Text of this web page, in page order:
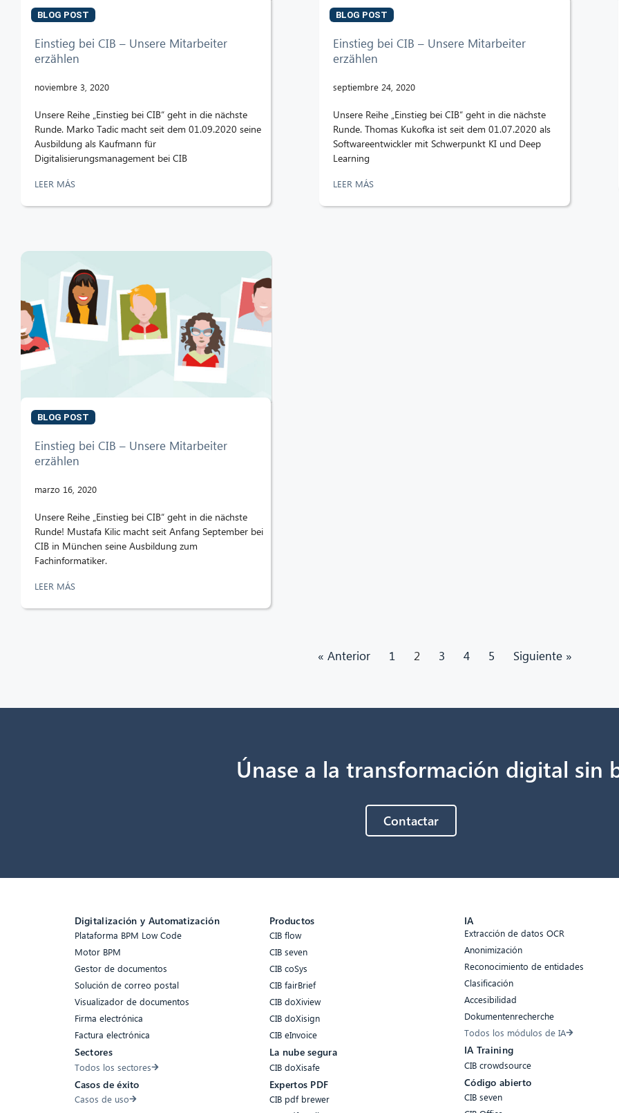
BLOG POST
Einstieg bei CIB – Unsere Mitarbeiter
erzählen
noviembre 3, 2020
Unsere Reihe „Einstieg bei CIB“ geht in die nächste
Runde. Marko Tadic macht seit dem 01.09.2020 seine
Ausbildung als Kaufmann für
Digitalisierungsmanagement bei CIB
LEER MÁS
BLOG POST
Einstieg bei CIB – Unsere Mitarbeiter
erzählen
septiembre 24, 2020
Unsere Reihe „Einstieg bei CIB“ geht in die nächste
Runde. Thomas Kukofka ist seit dem 01.07.2020 als
Softwareentwickler mit Schwerpunkt KI und Deep
Learning
LEER MÁS
BLOG POST
Einstieg bei CIB – Unsere Mitarbeiter
erzählen
marzo 16, 2020
Unsere Reihe „Einstieg bei CIB“ geht in die nächste
Runde! Mustafa Kilic macht seit Anfang September bei
CIB in München seine Ausbildung zum
Fachinformatiker.
LEER MÁS
« Anterior 1 2 3 4 5 Siguiente »
Únase a la transformación digital sin
Contactar
Digitalización y Automatización
Plataforma BPM Low Code
Motor BPM
Gestor de documentos
Solución de correo postal
Visualizador de documentos
Firma electrónica
Factura electrónica
Sectores
Todos los sectores
Casos de éxito
Casos de uso
Productos
CIB flow
CIB seven
CIB coSys
CIB fairBrief
CIB doXiview
CIB doXisign
CIB eInvoice
La nube segura
CIB doXisafe
Expertos PDF
CIB pdf brewer
IA
Extracción de datos OCR
Anonimización
Reconocimiento de entidades
Clasificación
Accesibilidad
Dokumentenrecherche
Todos los módulos de IA
IA Training
CIB crowdsource
Código abierto
CIB seven